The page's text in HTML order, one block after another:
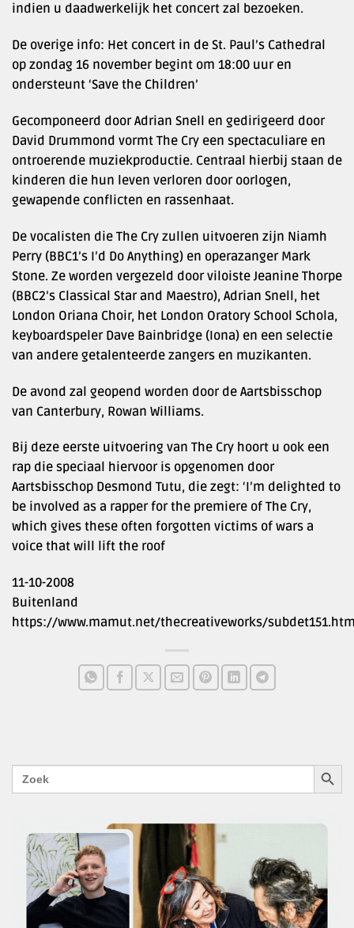
indien u daadwerkelijk het concert zal bezoeken.
De overige info: Het concert in de St. Paul’s Cathedral
op zondag 16 november begint om 18:00 uur en
ondersteunt ‘Save the Children’
Gecomponeerd door Adrian Snell en gedirigeerd door
David Drummond vormt The Cry een spectaculiare en
ontroerende muziekproductie. Centraal hierbij staan de
kinderen die hun leven verloren door oorlogen,
gewapende conflicten en rassenhaat.
De vocalisten die The Cry zullen uitvoeren zijn Niamh
Perry (BBC1’s I’d Do Anything) en operazanger Mark
Stone. Ze worden vergezeld door viloiste Jeanine Thorpe
(BBC2’s Classical Star and Maestro), Adrian Snell, het
London Oriana Choir, het London Oratory School Schola,
keyboardspeler Dave Bainbridge (Iona) en een selectie
van andere getalenteerde zangers en muzikanten.
De avond zal geopend worden door de Aartsbisschop
van Canterbury, Rowan Williams.
Bij deze eerste uitvoering van The Cry hoort u ook een
rap die speciaal hiervoor is opgenomen door
Aartsbisschop Desmond Tutu, die zegt: ‘I’m delighted to
be involved as a rapper for the premiere of The Cry,
which gives these often forgotten victims of wars a
voice that will lift the roof
11-10-2008
Buitenland
https://www.mamut.net/thecreativeworks/
Zoek
naar: